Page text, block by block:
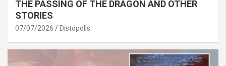
THE PASSING OF THE DRAGON AND OTHER
STORIES
07/07/2026 Distópolis